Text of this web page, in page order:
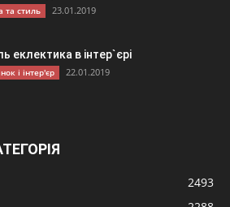
та стиль 23.01.2019
еклектика в інтер`єрі
і інтер'єр 22.01.2019
2493